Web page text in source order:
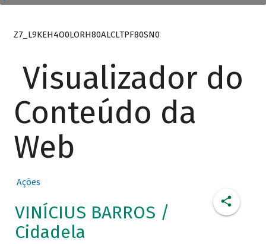
Z7_L9KEH4O0LORH80ALCLTPF80SN0
Visualizador do
Conteúdo da
Web
Ações
VINÍCIUS BARROS /
Cidadela